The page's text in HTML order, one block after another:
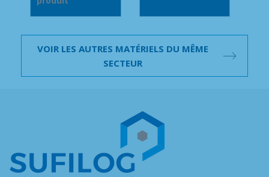
VOIR LES AUTRES MATÉRIELS DU MÊME
SECTEUR